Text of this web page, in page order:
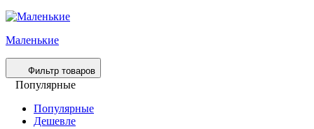
Маленькие
Фильтр товаров
Популярные
Популярные
Дешевле